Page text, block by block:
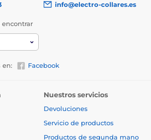
info@electro-collares.es
en: Facebook
Nuestros servicios
Devoluciones
Servicio de productos
Productos de segunda mano